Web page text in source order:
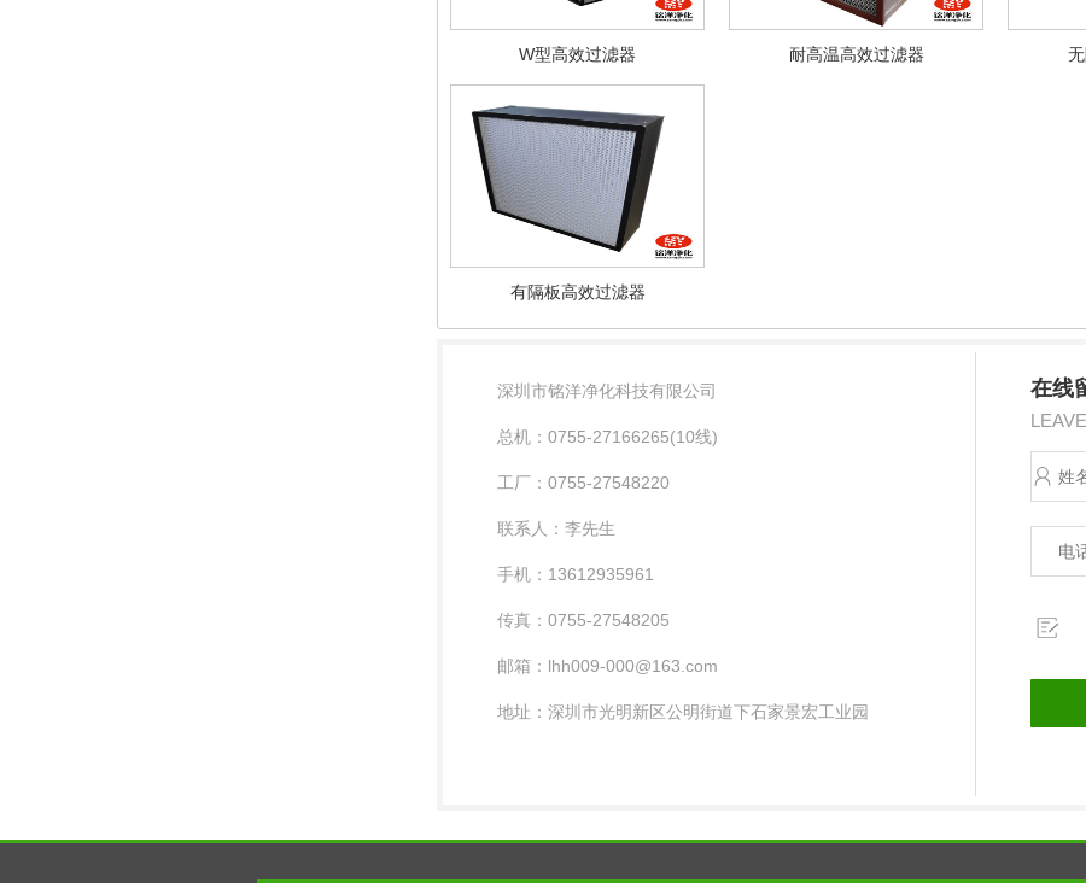
W型高效过滤器 耐高温高效过滤器
有隔板高效过滤器
深圳市铭洋净化科技有限公司
总机：0755-27166265(10线) ​
工厂：0755-27548220
联系人：李先生
手机：13612935961
传真：0755-27548205
邮箱：lhh009-000@163.com
地址：深圳市光明新区公明街道下石家景宏工业园
在线